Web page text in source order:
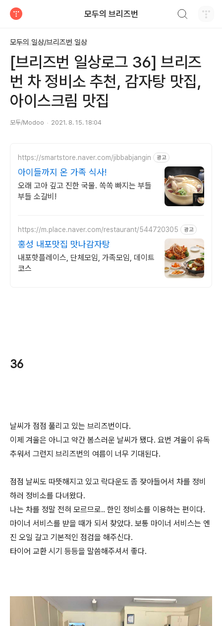
모두의 브리즈번
모두의 일상/브리즈번 일상
[브리즈번 일상로그 36] 브리즈
번 차 정비소 추천, 감자탕 맛집,
아이스크림 맛집
모두/Modoo 2021. 8. 15. 18:04
https://smartstore.naver.com/jibbabjangin 광고
아이들까지 온 가족 식사!
오래 고아 깊고 진한 국물. 쏙쏙 빠지는 부들
부들 소갈비!
https://m.place.naver.com/restaurant/544720305 광고
홍성 내포맛집 맛나감자탕
내포핫플레이스, 단체모임, 가족모임, 데이트
코스
36
날씨가 점점 풀리고 있는 브리즈번이다.
이제 겨울은 아니고 약간 봄스러운 날씨가 됐다. 요번 겨울이 유독
추워서 그런지 브리즈번의 여름이 너무 기대된다.
점점 날씨도 따뜻해지고 있고 락다운도 좀 잦아들어서 차를 정비
하러 정비소를 다녀왔다.
나는 차를 정말 전혀 모르므로.. 한인 정비소를 이용하는 편이다.
마이너 서비스를 받을 때가 되서 찾았다. 보통 마이너 서비스는 엔
진 오일 갈고 기본적인 점검을 해주신다.
타이어 교환 시기 등등을 말씀해주셔서 좋다.